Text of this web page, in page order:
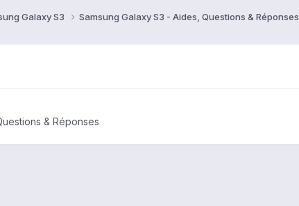
Galaxy S3 Samsung Galaxy S3 - Aides, Questions & Réponses
& Réponses